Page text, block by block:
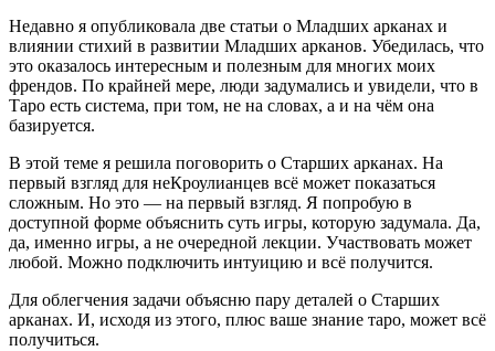
Недавно я опубликовала две статьи о Младших арканах и
влиянии стихий в развитии Младших арканов. Убедилась, что
это оказалось интересным и полезным для многих моих
френдов. По крайней мере, люди задумались и увидели, что в
Таро есть система, при том, не на словах, а и на чём она
базируется.
В этой теме я решила поговорить о Старших арканах. На
первый взгляд для неКроулианцев всё может показаться
сложным. Но это — на первый взгляд. Я попробую в
доступной форме объяснить суть игры, которую задумала. Да,
да, именно игры, а не очередной лекции. Участвовать может
любой. Можно подключить интуицию и всё получится.
Для облегчения задачи объясню пару деталей о Старших
арканах. И, исходя из этого, плюс ваше знание таро, может всё
получиться.